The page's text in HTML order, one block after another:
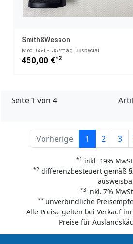
Smith&Wesson
Mod. 65-1 - .357mag .38special
450,00 €*2
Seite 1 von 4
Vorherige 1 2 3
*1 inkl. 19%
*2 differenzbesteuert gemäß
*3 inkl. 7%
** unverbindliche
Alle Preise gelten bei Verkauf
Preise für